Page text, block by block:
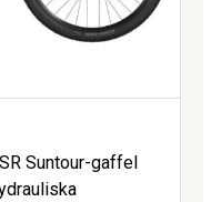
Suntour-gaffel